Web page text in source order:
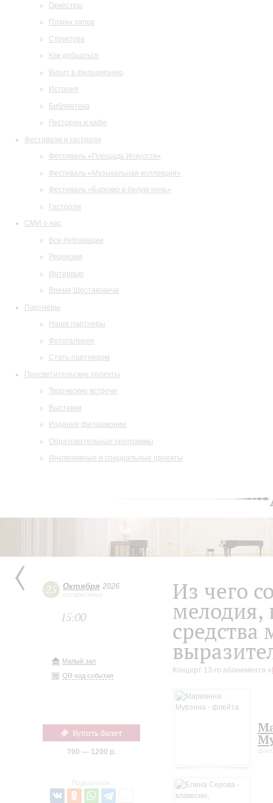
Оркестры
Планы залов
Структура
Как добраться
Визит в филармонию
История
Библиотека
Ресторан и кафе
Фестивали и гастроли
Фестиваль «Площадь Искусств»
Фестиваль «Музыкальная коллекция»
Фестиваль «Барокко в белую ночь»
Гастроли
СМИ о нас
Все публикации
Рецензии
Интервью
Время Шостаковича
Партнеры
Наши партнеры
Фотогалерея
Стать партнером
Просветительские проекты
Творческие встречи
Выставки
Издания филармонии
Образовательные программы
Инклюзивные и специальные проекты
25 Октября 2026
воскресенье
15:00
Малый зал
QR-код события
Купить билет
700 — 1200 р.
Поделиться:
Из чего
мелодия,
Концерт 13-го абонемента «